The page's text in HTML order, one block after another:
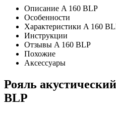
Описание A 160 BLP
Особенности
Характеристики A 160
Инструкции
Отзывы A 160 BLP
Похожие
Аксессуары
Рояль
BLP